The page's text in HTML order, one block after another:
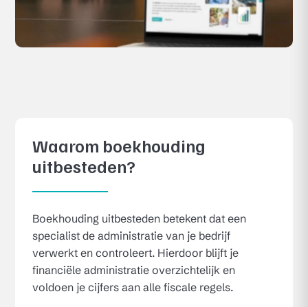
Waarom boekhouding
uitbesteden?
Boekhouding uitbesteden betekent dat een
specialist de administratie van je bedrijf
verwerkt en controleert. Hierdoor blijft je
financiële administratie overzichtelijk en
voldoen je cijfers aan alle fiscale regels.